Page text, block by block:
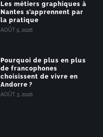
Les métiers graphiques à
Nantes s’apprennent par
la pratique
AOÛT 5, 2026
Pourquoi de plus en plus
de francophones
choisissent de vivre en
Andorre ?
AOÛT 3, 2026